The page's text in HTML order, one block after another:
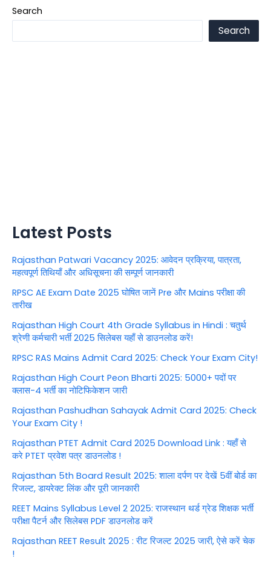
Search
Search
Latest Posts
Rajasthan Patwari Vacancy 2025: आवेदन प्रक्रिया, पात्रता,
महत्वपूर्ण तिथियाँ और अधिसूचना की सम्पूर्ण जानकारी
RPSC AE Exam Date 2025 घोषित जानें Pre और Mains परीक्षा की
तारीख
Rajasthan High Court 4th Grade Syllabus in Hindi : चतुर्थ
श्रेणी कर्मचारी भर्ती 2025 सिलेबस यहाँ से डाउनलोड करें!
RPSC RAS Mains Admit Card 2025: Check Your Exam City!
Rajasthan High Court Peon Bharti 2025: 5000+ पदों पर
क्लास-4 भर्ती का नोटिफिकेशन जारी
Rajasthan Pashudhan Sahayak Admit Card 2025: Check
Your Exam City !
Rajasthan PTET Admit Card 2025 Download Link : यहाँ से
करे PTET प्रवेश पत्र डाउनलोड !
Rajasthan 5th Board Result 2025: शाला दर्पण पर देखें 5वीं बोर्ड का
रिजल्ट, डायरेक्ट लिंक और पूरी जानकारी
REET Mains Syllabus Level 2 2025: राजस्थान थर्ड ग्रेड शिक्षक भर्ती
परीक्षा पैटर्न और सिलेबस PDF डाउनलोड करें
Rajasthan REET Result 2025 : रीट रिजल्ट 2025 जारी, ऐसे करें चेक
!